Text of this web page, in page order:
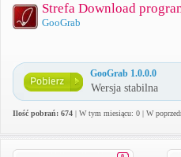
Strefa Download
GooGrab
GooGrab 1.0.0.0
Wersja stabilna
Ilość pobrań: 674 | W tym miesiącu: 0 | W